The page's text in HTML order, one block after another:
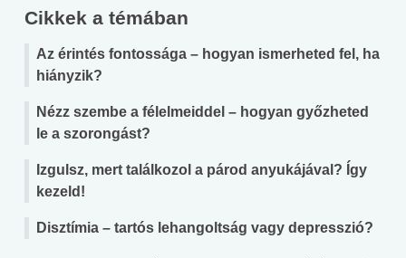
Cikkek a témában
Az érintés fontossága – hogyan ismerheted fel, ha
hiányzik?
Nézz szembe a félelmeiddel – hogyan győzheted
le a szorongást?
Izgulsz, mert találkozol a párod anyukájával? Így
kezeld!
Disztímia – tartós lehangoltság vagy depresszió?